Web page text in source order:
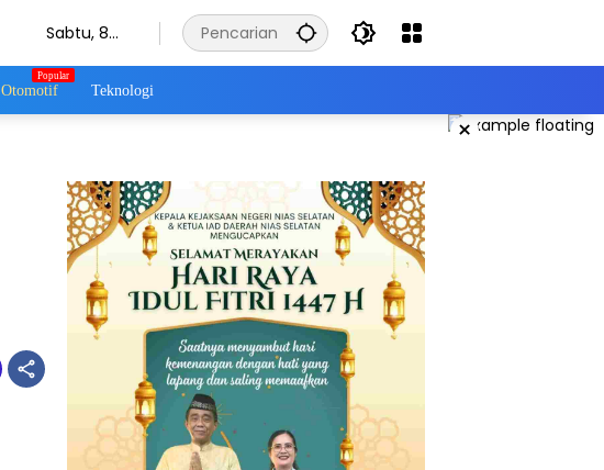
Sabtu, 8
2026
Otomotif Teknologi
×